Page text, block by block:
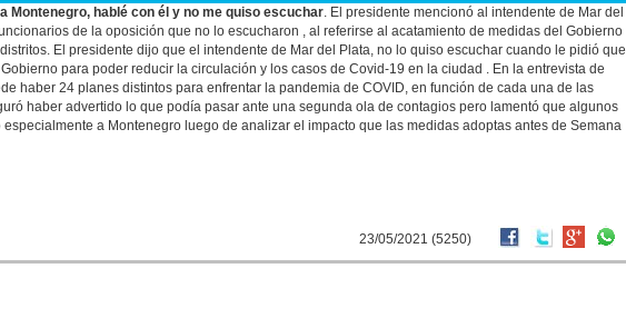
Montenegro, hablé con él y no me quiso escuchar. El presidente mencionó al intendente de Mar del
de la oposición que no lo escucharon , al referirse al acatamiento de medidas del Gobierno
El presidente dijo que el intendente de Mar del Plata, no lo quiso escuchar cuando le pidió que
para poder reducir la circulación y los casos de Covid-19 en la ciudad . En la entrevista de
haber 24 planes distintos para enfrentar la pandemia de COVID, en función de cada una de las
haber advertido lo que podía pasar ante una segunda ola de contagios pero lamentó que algunos
a Montenegro luego de analizar el impacto que las medidas adoptas antes de Semana
23/05/2021 (5250)